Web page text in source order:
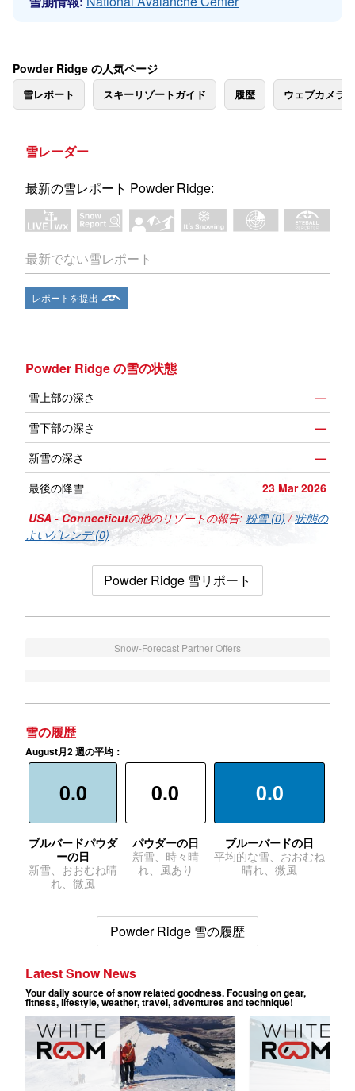
Powder Ridge の人気ページ
雪レポート スキーリゾートガイド 履歴 ウェブカメラ
雪レーダー
最新の雪レポート Powder Ridge:
最新でない雪レポート
レポートを提出
Powder Ridge の雪の状態
雪上部の深さ
—
雪下部の深さ
—
新雪の深さ
—
最後の降雪
23 Mar 2026
USA - Connecticutの他のリゾートの報告: 粉雪 (0) /状態の
よいゲレンデ (0)
Powder Ridge 雪リポート
Snow-Forecast Partner Offers
雪の履歴
August月2 週の平均：
0.0
ブルバードパウダ
ーの日
新雪、おおむね晴
れ、微風
0.0
パウダーの日
新雪、時々晴
れ、風あり
0.0
ブルーバードの日
平均的な雪、おおむね
晴れ、微風
Powder Ridge 雪の履歴